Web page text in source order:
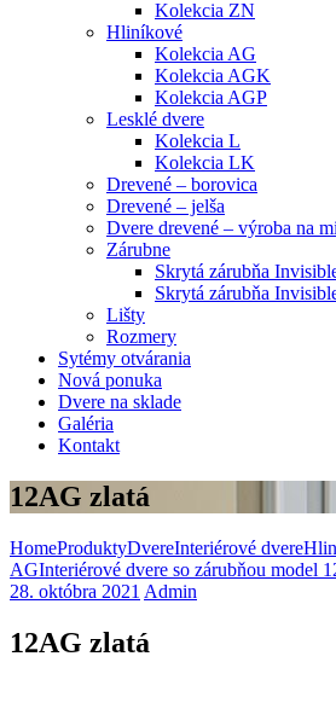
Kolekcia ZN
Hliníkové
Kolekcia AG
Kolekcia AGK
Kolekcia AGP
Lesklé dvere
Kolekcia L
Kolekcia LK
Drevené – borovica
Drevené – jelša
Dvere drevené – výroba na
Zárubne
Skrytá zárubňa
Skrytá zárubňa
Lišty
Rozmery
Sytémy otvárania
Nová ponuka
Dvere na sklade
Galéria
Kontakt
12AG zlatá
HomeProduktyDvereInteriérové dvere
AGInteriérové dvere so zárubňou model
28. októbra 2021 Admin
12AG zlatá